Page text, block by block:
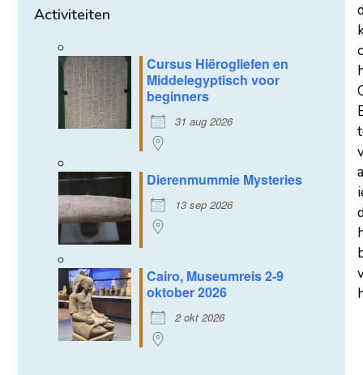
Activiteiten
Cursus Hiërogliefen en
Middelegyptisch voor
beginners
31 aug 2026
Dierenmummie Mysteries
13 sep 2026
Cairo, Museumreis 2-9
oktober 2026
2 okt 2026